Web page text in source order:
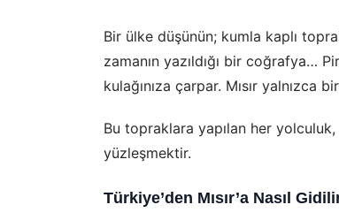
Bir ülke düşünün; kumla kaplı
zamanın yazıldığı bir coğrafya…
kulağınıza çarpar. Mısır
Bu topraklara yapılan her
yüzleşmektir.
Türkiye’den Mısır’a Nasıl